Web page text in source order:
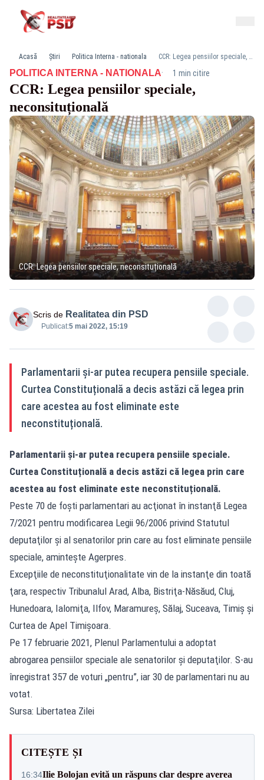
Acasă Știri Politica Interna - nationala CCR: Legea pensiilor speciale, neconsituțională
POLITICA INTERNA - NATIONALA· 1 min citire
CCR: Legea pensiilor speciale,
neconsituțională
CCR: Legea pensiilor speciale, neconsituțională
Scris de Realitatea din PSD
Publicat:5 mai 2022, 15:19
Parlamentarii și-ar putea recupera pensiile speciale.
Curtea Constituțională a decis astăzi că legea prin
care acestea au fost eliminate este
neconstituțională.
Parlamentarii și-ar putea recupera pensiile speciale.
Curtea Constituțională a decis astăzi că legea prin care
acestea au fost eliminate este neconstituțională.
Peste 70 de foşti parlamentari au acţionat în instanţă Legea
7/2021 pentru modificarea Legii 96/2006 privind Statutul
deputaţilor şi al senatorilor prin care au fost eliminate pensiile
speciale, amintește Agerpres.
Excepţiile de neconstituţionalitate vin de la instanţe din toată
ţara, respectiv Tribunalul Arad, Alba, Bistriţa-Năsăud, Cluj,
Hunedoara, Ialomiţa, Ilfov, Maramureş, Sălaj, Suceava, Timiş şi
Curtea de Apel Timişoara.
Pe 17 februarie 2021, Plenul Parlamentului a adoptat
abrogarea pensiilor speciale ale senatorilor şi deputaţilor. S-au
înregistrat 357 de voturi „pentru”, iar 30 de parlamentari nu au
votat.
Sursa: Libertatea Zilei
CITEȘTE ȘI
16:34Ilie Bolojan evită un răspuns clar despre averea